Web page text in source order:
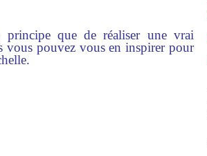
principe que de réaliser une vrai
vous pouvez vous en inspirer pour